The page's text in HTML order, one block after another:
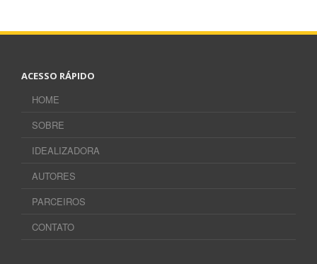
ACESSO RÁPIDO
HOME
SOBRE
IDEALIZADORA
AUTORES
PARCEIROS
CONTATO